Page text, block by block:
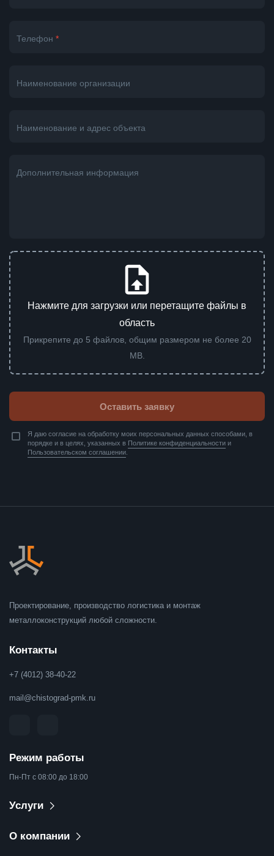
Телефон *
Наименование организации
Наименование и адрес объекта
Дополнительная информация
Нажмите для загрузки или перетащите файлы в
область
Прикрепите до 5 файлов, общим размером не более 20
MB.
Оставить заявку
Я даю согласие на обработку моих персональных данных способами, в
порядке и в целях, указанных в Политике конфиденциальности и
Пользовательском соглашении
Проектирование, производство логистика и монтаж
металлоконструкций любой сложности.
Контакты
+7 (4012) 38-40-22
mail@chistograd-pmk.ru
Режим работы
Пн-Пт с 08:00 до 18:00
Услуги
О компании